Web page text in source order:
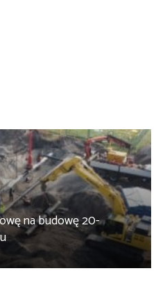
na budowę 20-